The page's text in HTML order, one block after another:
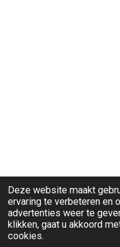
Deze website maakt
ervaring te verbeteren en
advertenties weer te
klikken, gaat u akkoord
cookies.
© 2026 Ravi-Stones